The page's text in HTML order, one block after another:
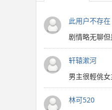
此用户不存在
剧情略无聊
轩辕漱河
男主很輕佻
林可520